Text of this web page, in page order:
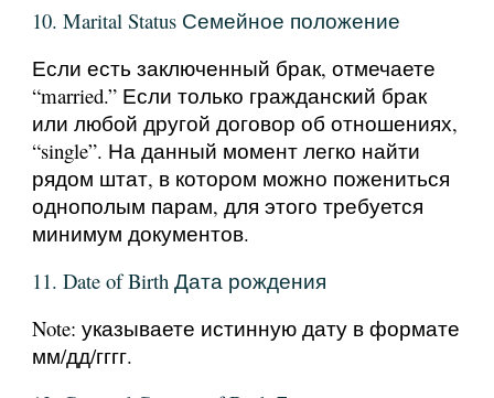
10. Marital Status Семейное положение
Если есть заключенный брак, отмечаете
“married.” Если только гражданский брак
или любой другой договор об отношениях,
“single”. На данный момент легко найти
рядом штат, в котором можно пожениться
однополым парам, для этого требуется
минимум документов.
11. Date of Birth Дата рождения
Note: указываете истинную дату в формате
мм/дд/гггг.